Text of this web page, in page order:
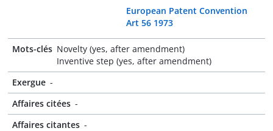
European Patent Convention
Art 56 1973
Mots-clés Novelty (yes, after amendment)
Inventive step (yes, after amendment)
Exergue -
Affaires citées -
Affaires citantes -